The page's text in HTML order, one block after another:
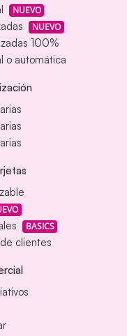
NUEVO
NUEVO
100%
o automática
BASICS
clientes